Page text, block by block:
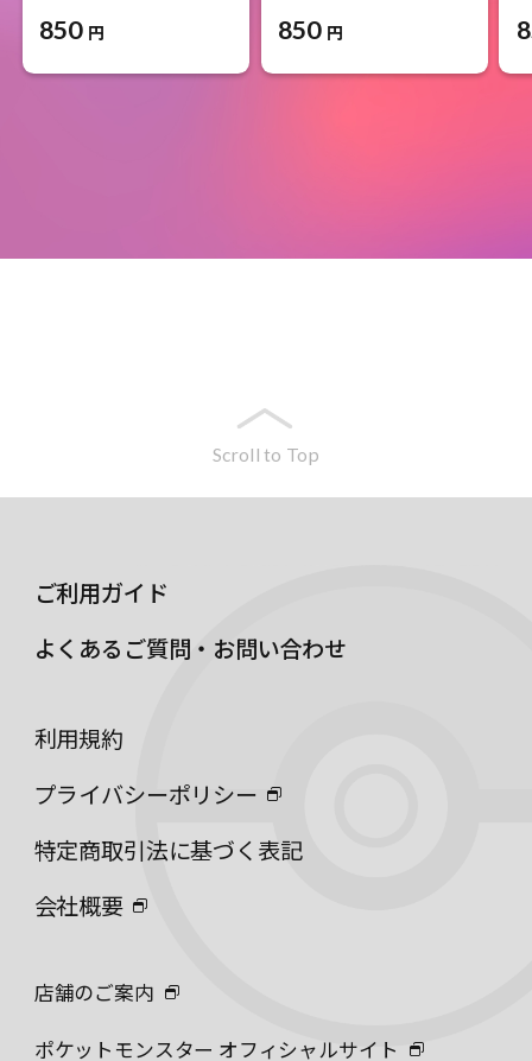
850 円 850 円
Scroll to Top
ご利用ガイド
よくあるご質問・お問い合わせ
利用規約
プライバシーポリシー
特定商取引法に基づく表記
会社概要
店舗のご案内
ポケットモンスター オフィシャルサイト